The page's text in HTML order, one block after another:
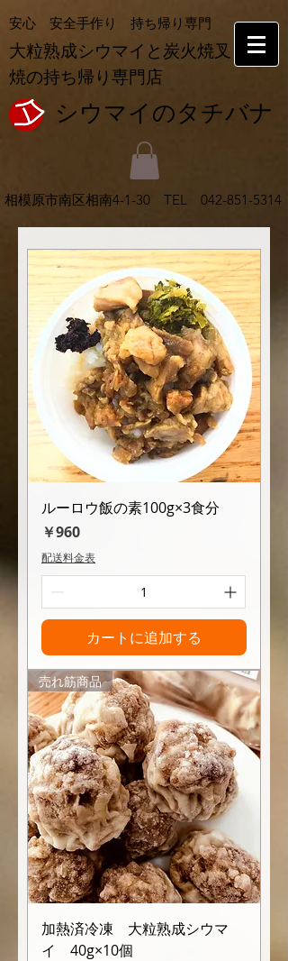
大粒熟成シウマイと炭火焼叉
焼の持ち帰り専門店
安心 安全手作り 持ち帰り専門
シウマイの​タチバナ
相模原市南区相南4-1-30 TEL 042-851-5314
ルーロウ飯の素100g×3食分
価格
￥960
配送料金表
カートに追加する
売れ筋商品
加熱済冷凍 大粒熟成シウマ
イ 40g×10個